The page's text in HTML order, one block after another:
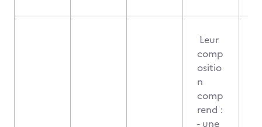
Leur
comp
ositio
n
comp
rend :
- une